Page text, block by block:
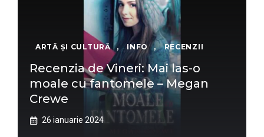
ARTĂ ȘI CULTURĂ , INFO , RECENZII
Recenzia de Vineri: Mai las-o
moale cu fantomele – Megan
Crewe
26 ianuarie 2024